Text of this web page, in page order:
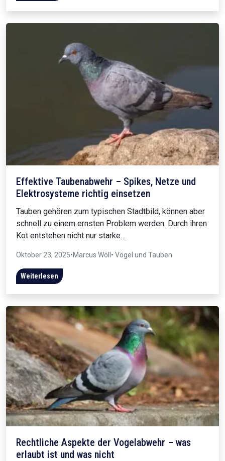
Effektive Taubenabwehr – Spikes, Netze und
Elektrosysteme richtig einsetzen
Tauben gehören zum typischen Stadtbild, können aber
schnell zu einem ernsten Problem werden. Durch ihren
Kot entstehen nicht nur starke…
Oktober 23, 2025•Marcus Wöll • Vögel und Tauben
Weiterlesen
Rechtliche Aspekte der Vogelabwehr – was
erlaubt ist und was nicht